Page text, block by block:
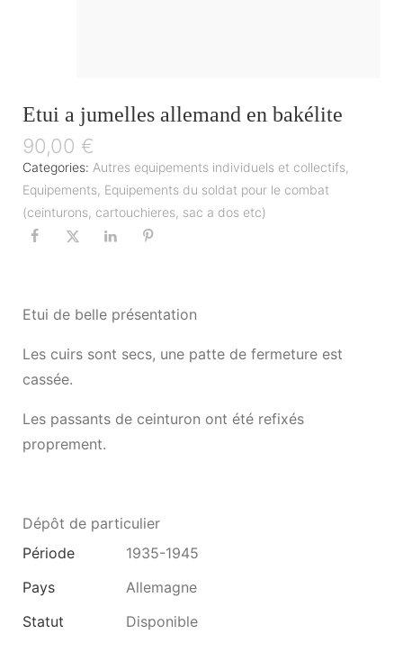
Etui a jumelles allemand en bakélite
90,00 €
Categories: Autres equipements individuels et collectifs,
Equipements, Equipements du soldat pour le combat
(ceinturons, cartouchieres, sac a dos etc)
Etui de belle présentation
Les cuirs sont secs, une patte de fermeture est
cassée.
Les passants de ceinturon ont été refixés
proprement.
Dépôt de particulier
Période
1935-1945
Pays
Allemagne
Statut
Disponible